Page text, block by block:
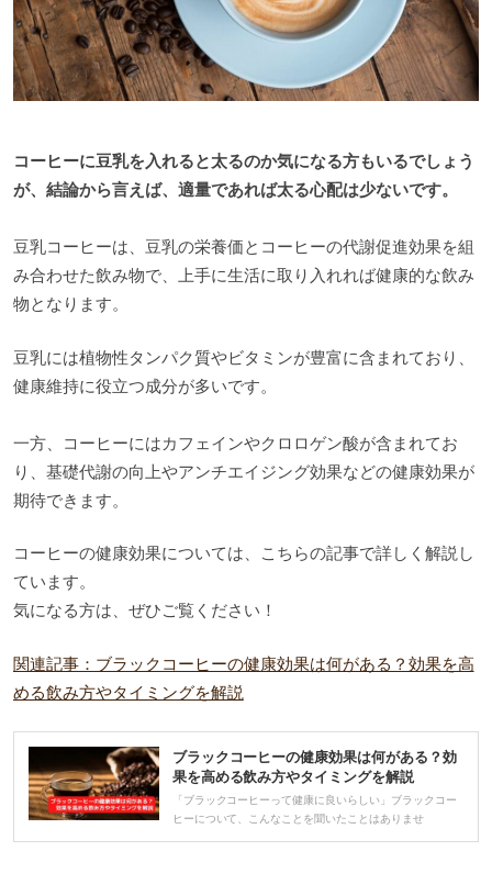
コーヒーに豆乳を入れると太るのか気になる方もいるでしょう
が、結論から言えば、適量であれば太る心配は少ないです。
豆乳コーヒーは、豆乳の栄養価とコーヒーの代謝促進効果を組
み合わせた飲み物で、上手に生活に取り入れれば健康的な飲み
物となります。
豆乳には植物性タンパク質やビタミンが豊富に含まれており、
健康維持に役立つ成分が多いです。
一方、コーヒーにはカフェインやクロロゲン酸が含まれてお
り、基礎代謝の向上やアンチエイジング効果などの健康効果が
期待できます。
コーヒーの健康効果については、こちらの記事で詳しく解説し
ています。
気になる方は、ぜひご覧ください！
関連記事：ブラックコーヒーの健康効果は何がある？効果を高
める飲み方やタイミングを解説
ブラックコーヒーの健康効果は何がある？効
果を高める飲み方やタイミングを解説
「ブラックコーヒーって健康に良いらしい」ブラックコー
ヒーについて、こんなことを聞いたことはありませ